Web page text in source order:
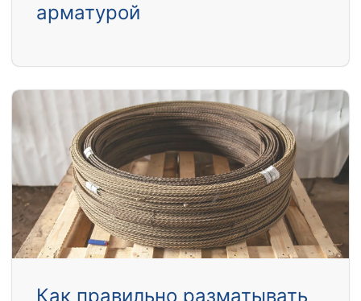
арматурой
Как правильно разматывать